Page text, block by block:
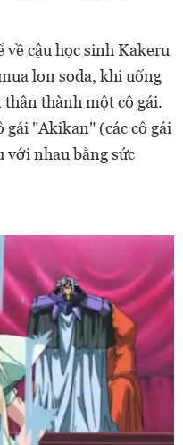
cậu học sinh Kakeru
lon soda, khi uống
thành một cô gái.
gái "Akikan" (các cô gái
nhau bằng sức